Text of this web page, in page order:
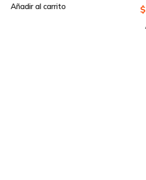
Añadir al carrito $